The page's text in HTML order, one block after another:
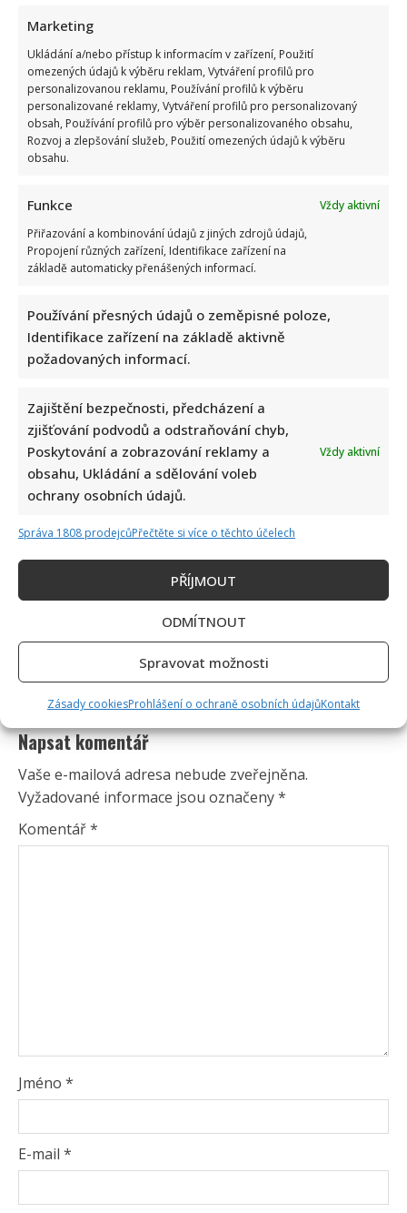
Marketing
Ukládání a/nebo přístup k informacím v zařízení, Použití
omezených údajů k výběru reklam, Vytváření profilů pro
personalizovanou reklamu, Používání profilů k výběru
personalizované reklamy, Vytváření profilů pro personalizovaný
obsah, Používání profilů pro výběr personalizovaného obsahu,
Rozvoj a zlepšování služeb, Použití omezených údajů k výběru
obsahu.
Funkce
Vždy aktivní
Přiřazování a kombinování údajů z jiných zdrojů údajů,
Propojení různých zařízení, Identifikace zařízení na
základě automaticky přenášených informací.
Používání přesných údajů o zeměpisné poloze,
Identifikace zařízení na základě aktivně
požadovaných informací.
Zajištění bezpečnosti, předcházení a
zjišťování podvodů a odstraňování chyb,
Poskytování a zobrazování reklamy a
obsahu, Ukládání a sdělování voleb
ochrany osobních údajů.
Vždy aktivní
Správa 1808 prodejcůPřečtěte si více o těchto účelech
PŘÍJMOUT
ODMÍTNOUT
Spravovat možnosti
Zásady cookiesProhlášení o ochraně osobních údajůKontakt
Napsat komentář
Vaše e-mailová adresa nebude zveřejněna.
Vyžadované informace jsou označeny*
Komentář*
Jméno *
E-mail *